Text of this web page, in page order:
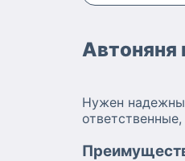
Автоняня
Нужен